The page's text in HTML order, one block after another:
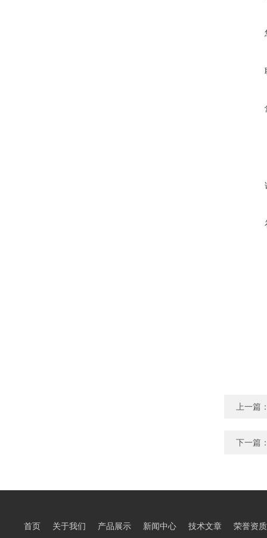
上一篇
下一篇
首页 关于我们 产品展示 新闻中心 技术文章 荣誉资质